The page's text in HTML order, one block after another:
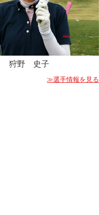
狩野 史子
≫選手情報を見る